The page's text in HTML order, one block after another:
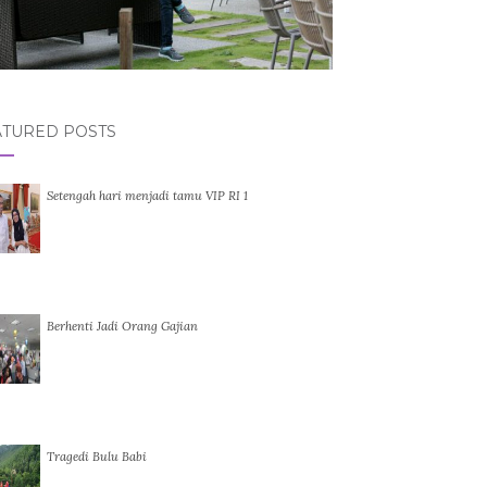
POSTS
Setengah hari menjadi tamu VIP RI 1
Berhenti Jadi Orang Gajian
Tragedi Bulu Babi